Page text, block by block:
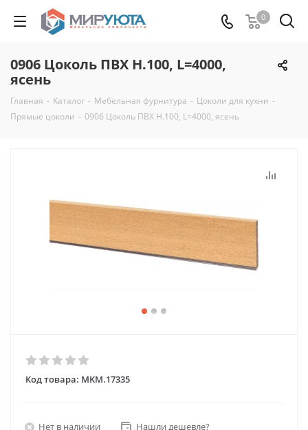
0
0906 Цоколь ПВХ H.100, L=4000,
ясень
Главная - Каталог - Мебельная фурнитура - Цоколи для кухни -
Прямые цоколи - 0906 Цоколь ПВХ H.100, L=4000, ясень
Код товара: MKM.17335
Нет в наличии Нашли дешевле?